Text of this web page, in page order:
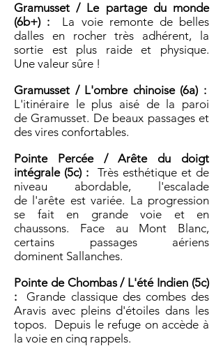
Gramusset / Le partage du monde
(6b+) : La voie remonte de belles
dalles en rocher très adhérent, la
sortie est plus raide et physique.
Une valeur sûre !
Gramusset / L'ombre chinoise (6a) :
L'itinéraire le plus aisé de la paroi
de Gramusset. De beaux passages et
des vires confortables.
Pointe Percée / Arête du doigt
intégrale (5c) : Très esthétique et de
niveau abordable, l'escalade
de l'arête est variée. La progression
se fait en grande voie et en
chaussons. Face au Mont Blanc,
certains passages aériens
dominent Sallanches.
Pointe de Chombas / L'été Indien (5c)
:
Grande classique des combes des
Aravis avec pleins d'étoiles dans les
topos. Depuis le refuge on accède à
la voie en cinq rappels.